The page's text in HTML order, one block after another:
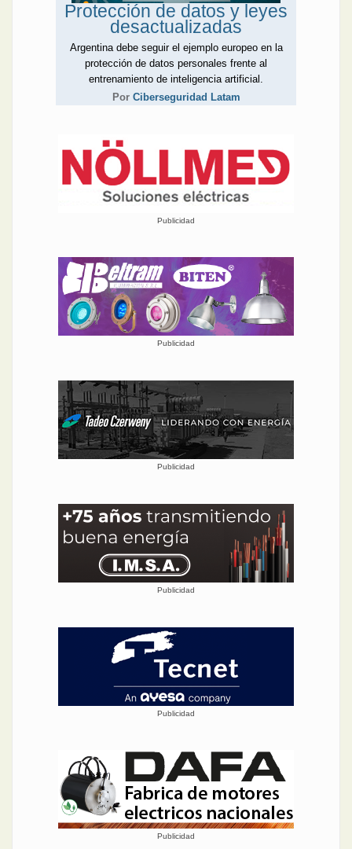
Protección de datos y leyes
desactualizadas
Argentina debe seguir el ejemplo europeo en la
protección de datos personales frente al
entrenamiento de inteligencia artificial.
Por Ciberseguridad Latam
Publicidad
Publicidad
Publicidad
Publicidad
Publicidad
Publicidad